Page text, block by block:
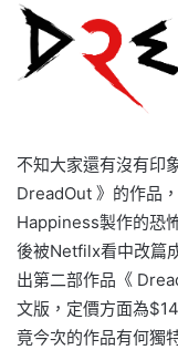
不知大家還有沒有印
DreadOut 》的作品
Happiness製作的恐
後被Netfilx看中改篇
出第二部作品《
文版，定價方面為
竟今次的作品有何獨